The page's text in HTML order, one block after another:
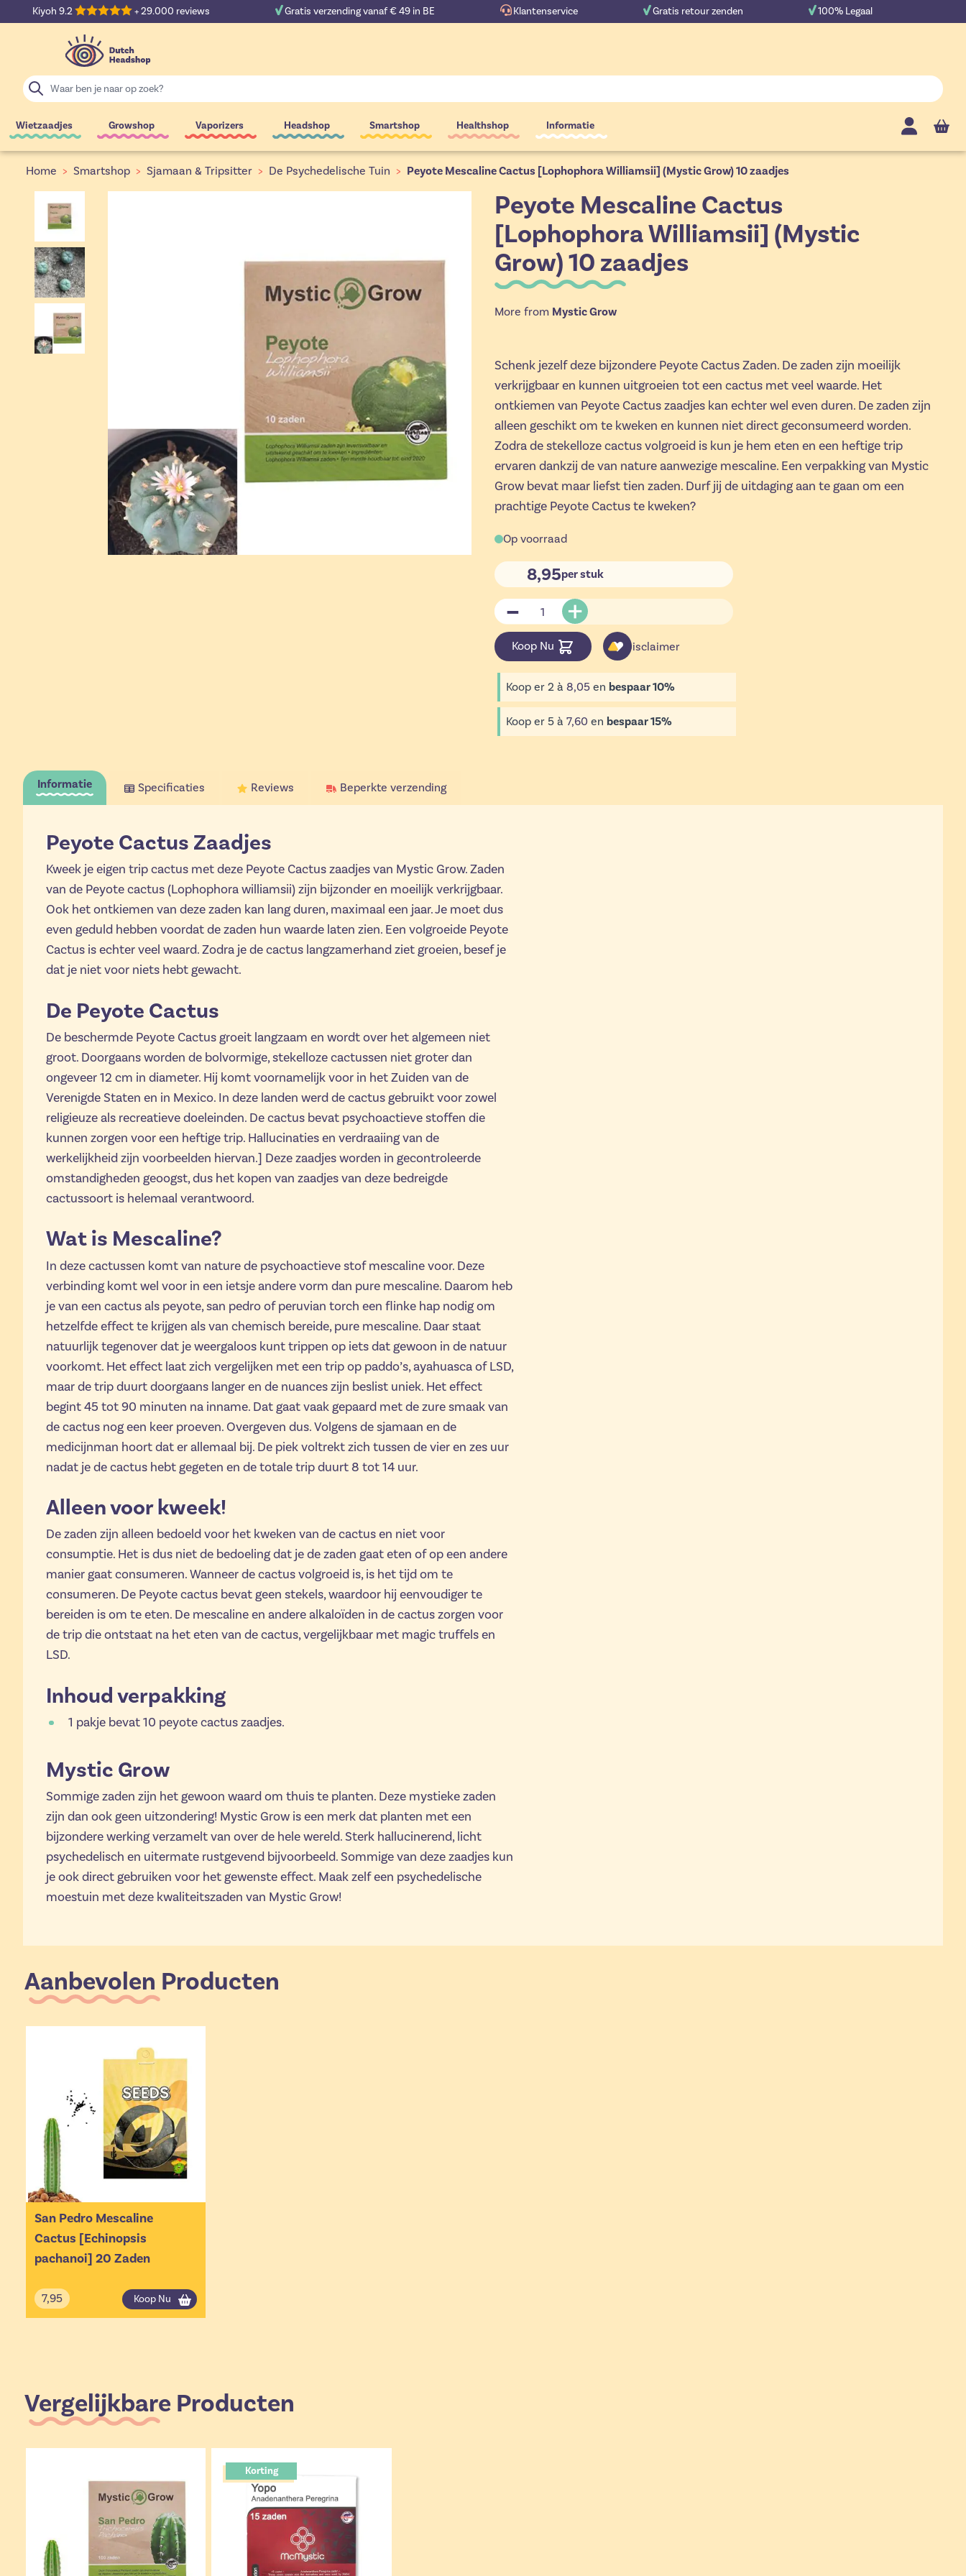
Ga naar de inhoud
Wietzaadjes Growshop Vaporizers Headshop Smartshop Healthshop Informatie
Zoek
Cart
Kiyoh 9.2 + 29.000 reviews Gratis verzending vanaf € 49 in BE Klantenservice Gratis retour zenden 100% Legaal
Home > Smartshop > Sjamaan & Tripsitter > De Psychedelische Tuin > Peyote Mescaline Cactus [Lophophora Williamsii] (Mystic Grow) 10 zaadjes
Peyote Mescaline Cactus
[Lophophora Williamsii] (Mystic
Grow) 10 zaadjes
More from Mystic Grow
Schenk jezelf deze bijzondere Peyote Cactus Zaden. De zaden zijn moeilijk
verkrijgbaar en kunnen uitgroeien tot een cactus met veel waarde. Het
ontkiemen van Peyote Cactus zaadjes kan echter wel even duren. De zaden zijn
alleen geschikt om te kweken en kunnen niet direct geconsumeerd worden.
Zodra de stekelloze cactus volgroeid is kun je hem eten en een heftige trip
ervaren dankzij de van nature aanwezige mescaline. Een verpakking van Mystic
Grow bevat maar liefst tien zaden. Durf jij de uitdaging aan te gaan om een
prachtige Peyote Cactus te kweken?
Op voorraad
8,95per stuk
Aantal
Koop Nu Disclaimer
Koop er 2 à 8,05 en bespaar10%
Koop er 5 à 7,60 en bespaar15%
Informatie Specificaties Reviews Beperkte verzending
Peyote Cactus Zaadjes
Kweek je eigen trip cactus met deze Peyote Cactus zaadjes van Mystic Grow. Zaden
van de Peyote cactus (Lophophora williamsii) zijn bijzonder en moeilijk verkrijgbaar.
Ook het ontkiemen van deze zaden kan lang duren, maximaal een jaar. Je moet dus
even geduld hebben voordat de zaden hun waarde laten zien. Een volgroeide Peyote
Cactus is echter veel waard. Zodra je de cactus langzamerhand ziet groeien, besef je
dat je niet voor niets hebt gewacht.
De Peyote Cactus
De beschermde Peyote Cactus groeit langzaam en wordt over het algemeen niet
groot. Doorgaans worden de bolvormige, stekelloze cactussen niet groter dan
ongeveer 12 cm in diameter. Hij komt voornamelijk voor in het Zuiden van de
Verenigde Staten en in Mexico. In deze landen werd de cactus gebruikt voor zowel
religieuze als recreatieve doeleinden. De cactus bevat psychoactieve stoffen die
kunnen zorgen voor een heftige trip. Hallucinaties en verdraaiing van de
werkelijkheid zijn voorbeelden hiervan.] Deze zaadjes worden in gecontroleerde
omstandigheden geoogst, dus het kopen van zaadjes van deze bedreigde
cactussoort is helemaal verantwoord.
Wat is Mescaline?
In deze cactussen komt van nature de psychoactieve stof mescaline voor. Deze
verbinding komt wel voor in een ietsje andere vorm dan pure mescaline. Daarom heb
je van een cactus als peyote, san pedro of peruvian torch een flinke hap nodig om
hetzelfde effect te krijgen als van chemisch bereide, pure mescaline. Daar staat
natuurlijk tegenover dat je weergaloos kunt trippen op iets dat gewoon in de natuur
voorkomt. Het effect laat zich vergelijken met een trip op paddo’s, ayahuasca of LSD,
maar de trip duurt doorgaans langer en de nuances zijn beslist uniek. Het effect
begint 45 tot 90 minuten na inname. Dat gaat vaak gepaard met de zure smaak van
de cactus nog een keer proeven. Overgeven dus. Volgens de sjamaan en de
medicijnman hoort dat er allemaal bij. De piek voltrekt zich tussen de vier en zes uur
nadat je de cactus hebt gegeten en de totale trip duurt 8 tot 14 uur.
Alleen voor kweek!
De zaden zijn alleen bedoeld voor het kweken van de cactus en niet voor
consumptie. Het is dus niet de bedoeling dat je de zaden gaat eten of op een andere
manier gaat consumeren. Wanneer de cactus volgroeid is, is het tijd om te
consumeren. De Peyote cactus bevat geen stekels, waardoor hij eenvoudiger te
bereiden is om te eten. De mescaline en andere alkaloïden in de cactus zorgen voor
de trip die ontstaat na het eten van de cactus, vergelijkbaar met magic truffels en
LSD.
Inhoud verpakking
1 pakje bevat 10 peyote cactus zaadjes.
Mystic Grow
Sommige zaden zijn het gewoon waard om thuis te planten. Deze mystieke zaden
zijn dan ook geen uitzondering! Mystic Grow is een merk dat planten met een
bijzondere werking verzamelt van over de hele wereld. Sterk hallucinerend, licht
psychedelisch en uitermate rustgevend bijvoorbeeld. Sommige van deze zaadjes kun
je ook direct gebruiken voor het gewenste effect. Maak zelf een psychedelische
moestuin met deze kwaliteitszaden van Mystic Grow!
Aanbevolen Producten
San Pedro Mescaline
Cactus [Echinopsis
pachanoi] 20 Zaden
7,95 Koop Nu
Vergelijkbare Producten
Korting